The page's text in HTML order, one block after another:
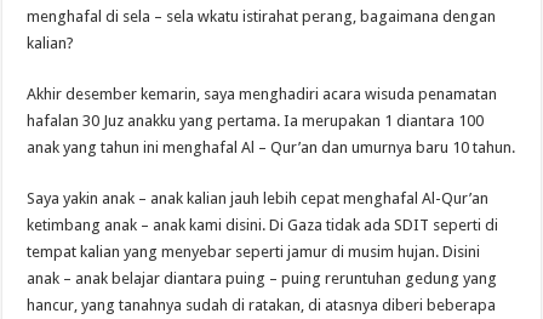
menghafal di sela – sela wkatu istirahat perang, bagaimana dengan
kalian?
Akhir desember kemarin, saya menghadiri acara wisuda penamatan
hafalan 30 Juz anakku yang pertama. Ia merupakan 1 diantara 100
anak yang tahun ini menghafal Al – Qur’an dan umurnya baru 10 tahun.
Saya yakin anak – anak kalian jauh lebih cepat menghafal Al-Qur’an
ketimbang anak – anak kami disini. Di Gaza tidak ada SDIT seperti di
tempat kalian yang menyebar seperti jamur di musim hujan. Disini
anak – anak belajar diantara puing – puing reruntuhan gedung yang
hancur, yang tanahnya sudah di ratakan, di atasnya diberi beberapa